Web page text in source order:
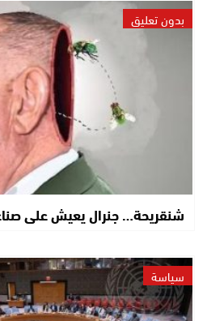
بدون تعليق
شنقريحة… جنرال يعيش على
سياسة